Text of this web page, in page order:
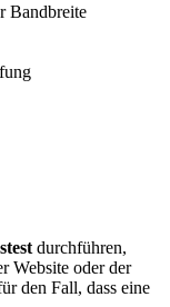
Bandbreite
durchführen,
Website oder der
den Fall, dass eine